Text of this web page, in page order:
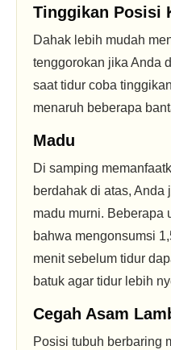
Tinggikan Posisi
Dahak lebih mudah
tenggorokan jika Anda
saat tidur coba
menaruh beberapa
Madu
Di samping
berdahak di atas,
madu murni. Beberapa
bahwa mengonsumsi
menit sebelum tidur
batuk agar tidur lebih
Cegah Asam
Posisi tubuh berbaring